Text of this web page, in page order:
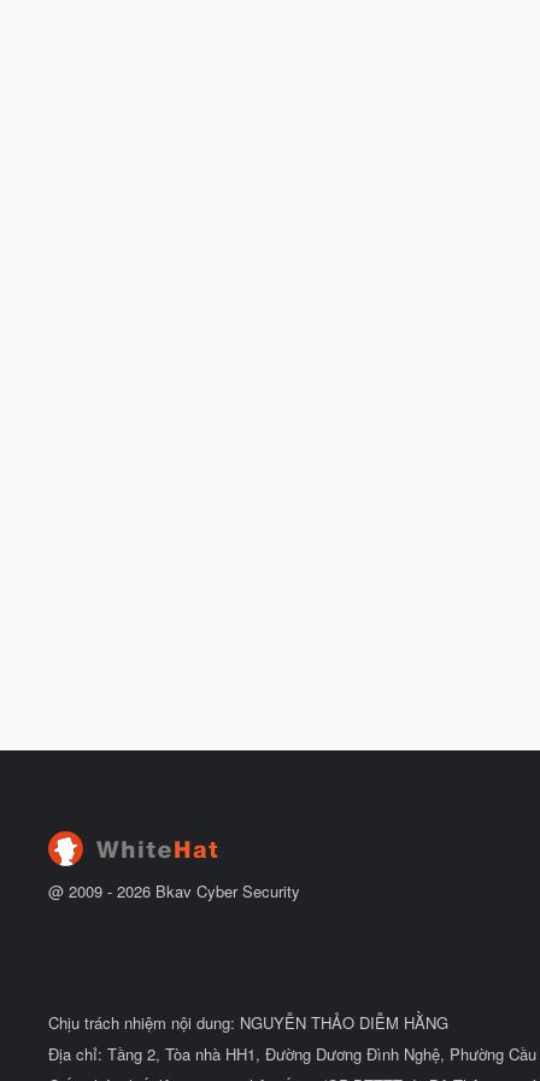
@ 2009 - 2026 Bkav Cyber Security
Chịu trách nhiệm nội dung: NGUYỄN THẢO DIỄM HẰNG
Địa chỉ: Tầng 2, Tòa nhà HH1, Đường Dương Đình Nghệ, Phường